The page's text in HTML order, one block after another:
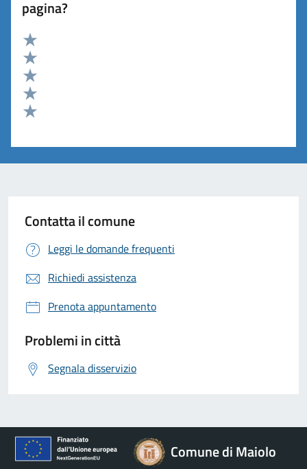
pagina?
Valuta 5 stelle su 5
Valuta 4 stelle su 5
Valuta 3 stelle su 5
Valuta 2 stelle su 5
Contatta il comune
Leggi le domande frequenti
Richiedi assistenza
Prenota appuntamento
Problemi in città
Segnala disservizio
Comune di Maiolo